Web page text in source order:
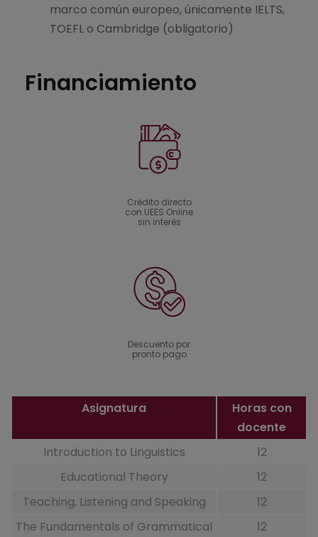
marco común europeo, únicamente IELTS,
TOEFL o Cambridge (obligatorio)
Financiamiento
Crédito directo
con UEES Online
sin interés
Descuento por
pronto pago
Asignatura
Horas con
docente
Introduction to Linguistics
12
Educational Theory
12
Teaching, Listening and Speaking
12
The Fundamentals of Grammatical
12